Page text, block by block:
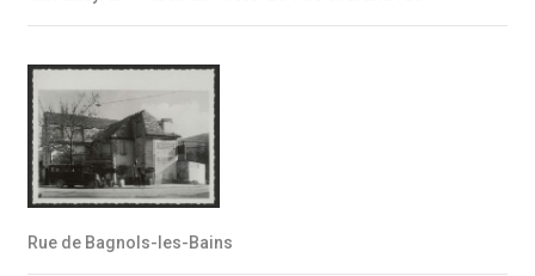
Rue de Bagnols-les-Bains